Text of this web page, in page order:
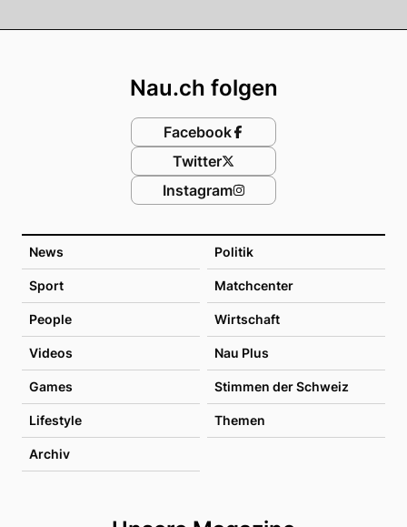
News Politik
Sport Matchcenter
People Wirtschaft
Videos Nau Plus
Games Stimmen der Schweiz
Lifestyle Themen
Archiv
Nau.ch folgen
Facebook
Twitter
Instagram